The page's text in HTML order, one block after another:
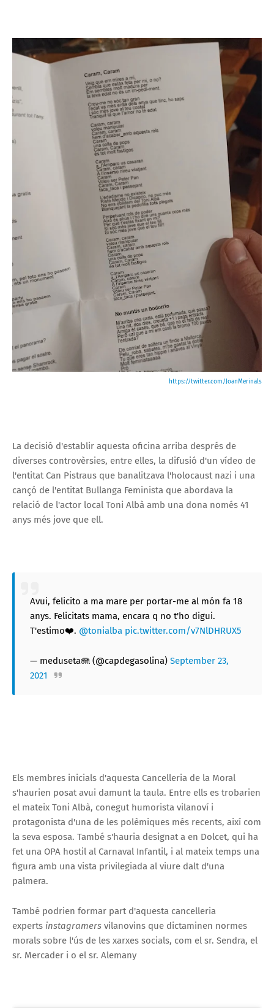
https://twitter.com/JoanMerinals
La decisió d'establir aquesta oficina arriba després de
diverses controvèrsies, entre elles, la difusió d'un vídeo de
l'entitat Can Pistraus que banalitzava l'holocaust nazi i una
cançó de l'entitat Bullanga Feminista que abordava la
relació de l'actor local Toni Albà amb una dona només 41
anys més jove que ell.
Avui, felicito a ma mare per portar-me al món fa 18
anys. Felicitats mama, encara q no t'ho digui.
T'estimo❤️. @tonialba pic.twitter.com/v7NlDHRUX5
— meduseta🪼 (@capdegasolina) September 23,
2021
Els membres inicials d'aquesta Cancelleria de la Moral
s'haurien posat avui damunt la taula. Entre ells es trobarien
el mateix Toni Albà, conegut humorista vilanoví i
protagonista d'una de les polèmiques més recents, així com
la seva esposa. També s'hauria designat a en Dolcet, qui ha
fet una OPA hostil al Carnaval Infantil, i al mateix temps una
figura amb una vista privilegiada al viure dalt d'una
palmera.
També podrien formar part d'aquesta cancelleria
experts instagramers vilanovins que dictaminen normes
morals sobre l'ús de les xarxes socials, com el sr. Sendra, el
sr. Mercader i o el sr. Alemany